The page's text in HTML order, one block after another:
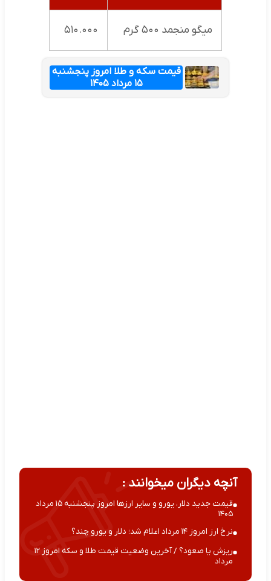
میگو منجمد ۵۰۰ گرم ۵۱۰.۰۰۰
قیمت سکه و طلا امروز پنجشنبه
۱۵ مرداد ۱۴۰۵
آنچه دیگران میخوانند :
قیمت جدید دلار، یورو و سایر ارزها امروز پنجشنبه ۱۵ مرداد
۱۴۰۵
نرخ ارز امروز ۱۴ مرداد اعلام شد؛ دلار و یورو چند؟
ریزش یا صعود؟ / آخرین وضعیت قیمت طلا و سکه امروز ۱۲
مرداد